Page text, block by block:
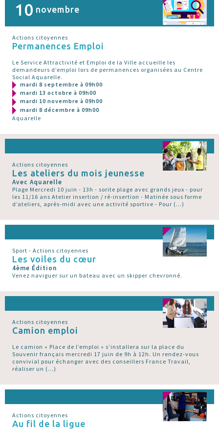
10 novembre
Actions citoyennes
Permanences Emploi
Le Service Attractivité et Emploi de la Ville accueille les
demandeurs d’emploi lors de permanences organisées au Centre
Social Aquarelle.
mardi 8 septembre à 09h00
mardi 13 octobre à 09h00
mardi 10 novembre à 09h00
mardi 8 décembre à 09h00
Aquarelle
Actions citoyennes
Les ateliers du mois jeunesse
Avec Aquarelle
Plage Mercredi 10 juin - 13h - sorite plage avec grands jeux - pour
les 11/16 ans Atelier insertion / ré-insertion - Matinée sous forme
d’ateliers, après-midi avec une activité sportive - Pour (…)
Sport - Actions citoyennes
Les voiles du cœur
4ème Édition
Venez naviguer sur un bateau avec un skipper chevronné.
Actions citoyennes
Camion emploi
Le camion « Place de l’emploi » s’installera sur la place du
Souvenir français mercredi 17 juin de 9h à 12h. Un rendez-vous
convivial pour échanger avec des conseillers France Travail,
réaliser un (…)
Actions citoyennes
Au fil de la ligue